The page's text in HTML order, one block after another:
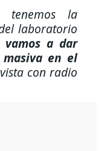
tenemos la
laboratorio
vamos a dar
en el
con radio